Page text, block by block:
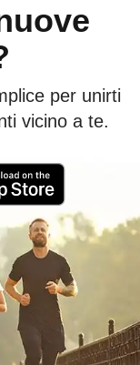
per unirti
vicino a te.